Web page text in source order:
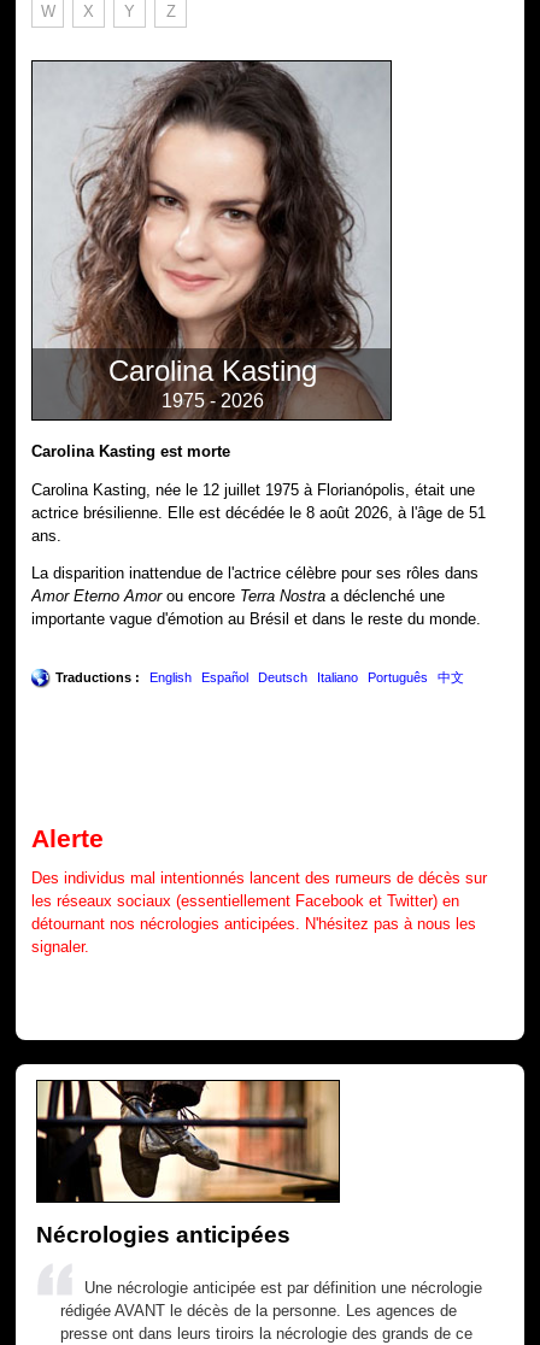
W X Y Z
Carolina Kasting
1975 - 2026
Carolina Kasting est morte
Carolina Kasting, née le 12 juillet 1975 à Florianópolis, était une
actrice brésilienne. Elle est décédée le 8 août 2026, à l'âge de 51
ans.
La disparition inattendue de l'actrice célèbre pour ses rôles dans
Amor Eterno Amorou encore Terra Nostra a déclenché une
importante vague d'émotion au Brésil et dans le reste du monde.
Traductions : English Español Deutsch Italiano Português 中文
Alerte
Des individus mal intentionnés lancent des rumeurs de décès sur
les réseaux sociaux (essentiellement Facebook et Twitter) en
détournant nos nécrologies anticipées. N'hésitez pas à nous les
signaler.
Nécrologies anticipées
Une nécrologie anticipée est par définition une nécrologie
rédigée AVANT le décès de la personne. Les agences de
presse ont dans leurs tiroirs la nécrologie des grands de ce